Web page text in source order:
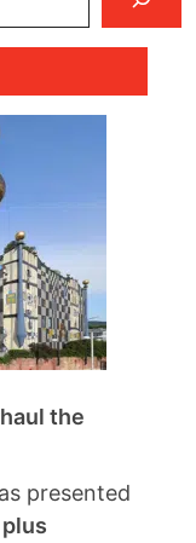
the
presented